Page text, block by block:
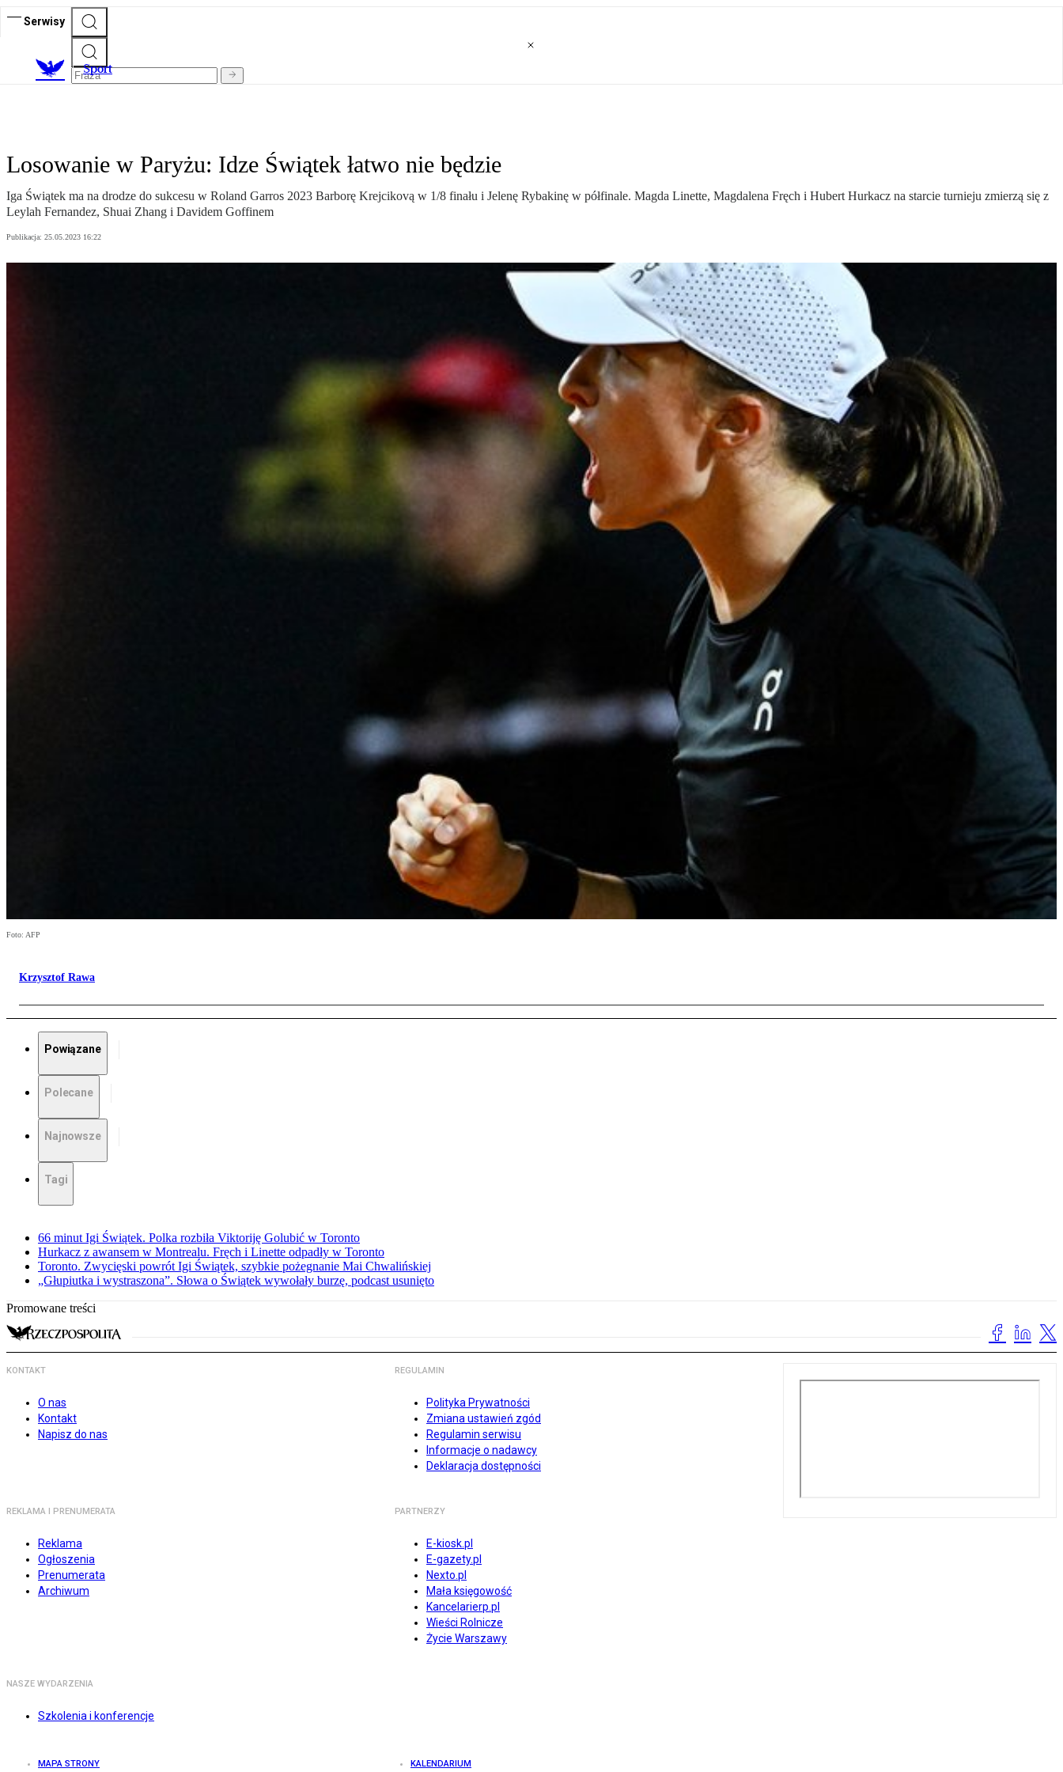
Serwisy
Sport
Losowanie w Paryżu: Idze Świątek łatwo nie będzie
Iga Świątek ma na drodze do sukcesu w Roland Garros 2023 Barborę Krejcikovą w 1/8 finału i Jelenę Rybakinę w półfinale. Magda Linette, Magdalena Fręch i Hubert Hurkacz na starcie turnieju zmierzą się z
Leylah Fernandez, Shuai Zhang i Davidem Goffinem
Publikacja: 25.05.2023 16:22
Foto: AFP
Krzysztof Rawa
Powiązane
Polecane
Najnowsze
Tagi
66 minut Igi Świątek. Polka rozbiła Viktoriję Golubić w Toronto
Hurkacz z awansem w Montrealu. Fręch i Linette odpadły w Toronto
Toronto. Zwycięski powrót Igi Świątek, szybkie pożegnanie Mai Chwalińskiej
„Głupiutka i wystraszona”. Słowa o Świątek wywołały burzę, podcast usunięto
Promowane treści
KONTAKT
O nas
Kontakt
Napisz do nas
REGULAMIN
Polityka Prywatności
Zmiana ustawień zgód
Regulamin serwisu
Informacje o nadawcy
Deklaracja dostępności
REKLAMA I PRENUMERATA
Reklama
Ogłoszenia
Prenumerata
Archiwum
PARTNERZY
E-kiosk.pl
E-gazety.pl
Nexto.pl
Mała księgowość
Kancelarierp.pl
Wieści Rolnicze
Życie Warszawy
NASZE WYDARZENIA
Szkolenia i konferencje
MAPA STRONY KALENDARIUM